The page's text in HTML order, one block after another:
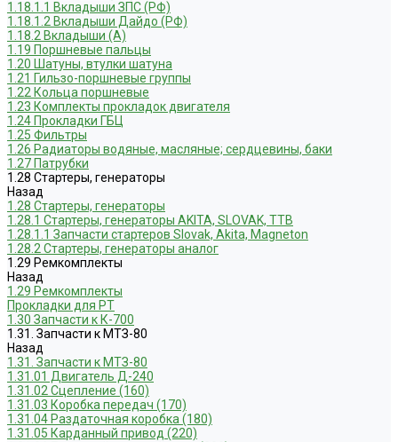
1.18.1.1 Вкладыши ЗПС (РФ)
1.18.1.2 Вкладыши Дайдо (РФ)
1.18.2 Вкладыши (А)
1.19 Поршневые пальцы
1.20 Шатуны, втулки шатуна
1.21 Гильзо-поршневые группы
1.22 Кольца поршневые
1.23 Комплекты прокладок двигателя
1.24 Прокладки ГБЦ
1.25 Фильтры
1.26 Радиаторы водяные, масляные; сердцевины, баки
1.27 Патрубки
1.28 Стартеры, генераторы
Назад
1.28 Стартеры, генераторы
1.28.1 Стартеры, генераторы AKITA, SLOVAK, ТТВ
1.28.1.1 Запчасти стартеров Slovak, Akita, Magneton
1.28.2 Стартеры, генераторы аналог
1.29 Ремкомплекты
Назад
1.29 Ремкомплекты
Прокладки для РТ
1.30 Запчасти к К-700
1.31. Запчасти к МТЗ-80
Назад
1.31. Запчасти к МТЗ-80
1.31.01 Двигатель Д-240
1.31.02 Сцепление (160)
1.31.03 Коробка передач (170)
1.31.04 Раздаточная коробка (180)
1.31.05 Карданный привод (220)